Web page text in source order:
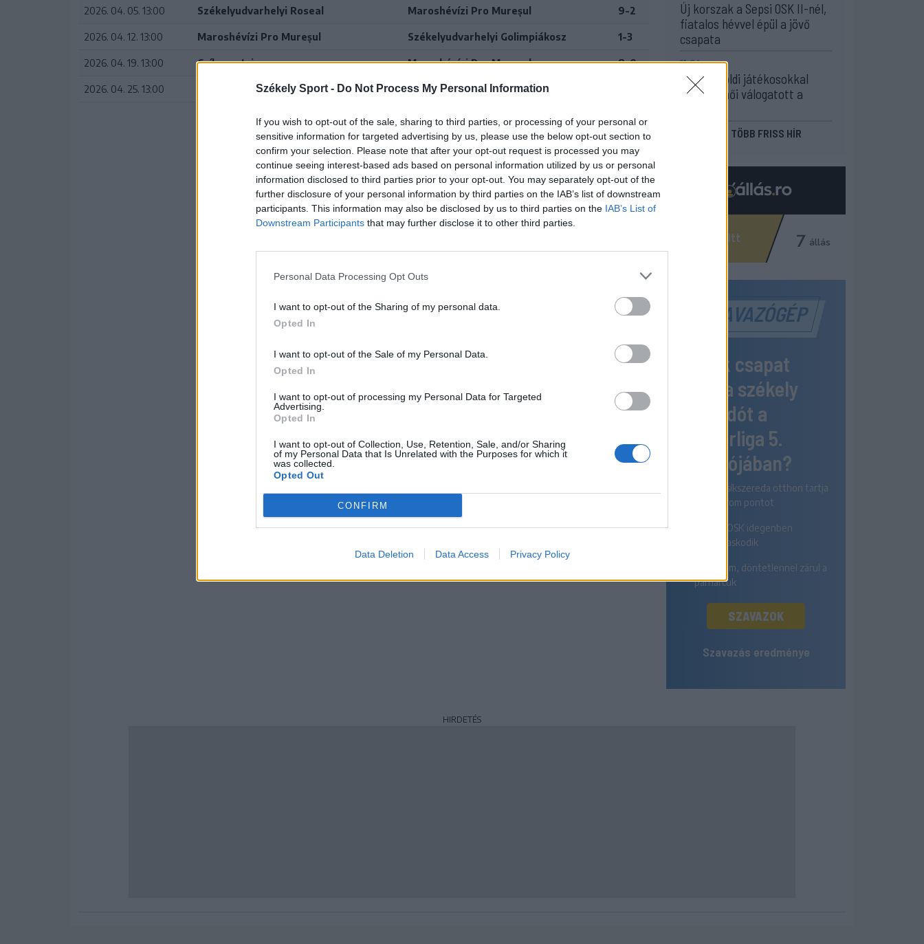
Székely Sport - Do Not Process My Personal Information
If you wish to opt-out of the sale, sharing to third parties, or processing of your personal or
sensitive information for targeted advertising by us, please use the below opt-out section to
confirm your selection. Please note that after your opt-out request is processed you may
continue seeing interest-based ads based on personal information utilized by us or personal
information disclosed to third parties prior to your opt-out. You may separately opt-out of the
further disclosure of your personal information by third parties on the IAB’s list of downstream
participants. This information may also be disclosed by us to third parties on the IAB’s List of
Downstream Participants that may further disclose it to other third parties.
Personal Data Processing Opt Outs
I want to opt-out of the Sharing of my personal data.
Opted In
I want to opt-out of the Sale of my Personal Data.
Opted In
I want to opt-out of processing my Personal Data for Targeted
Advertising.
Opted In
I want to opt-out of Collection, Use, Retention, Sale, and/or Sharing
of my Personal Data that Is Unrelated with the Purposes for which it
was collected.
Opted Out
CONFIRM
Data Deletion Data Access Privacy Policy
2026. 04. 05. 13:00 Székelyudvarhelyi Roseal Maroshévízi Pro Mureșul 9-2
2026. 04. 12. 13:00 Maroshévízi Pro Mureșul Székelyudvarhelyi Golimpiákosz 1-3
2026. 04. 19. 13:00 Csíkszentsimon Maroshévízi Pro Mureșul 8-0
2026. 04. 25. 13:00 Maroshévízi Pro Mureșul Agyagfalvi Lendület
Új korszak a Sepsi OSK II-nél,
fiatalos hévvel épül a jövő
csapata
11:24
Székelyföldi játékosokkal
készül a női válogatott a
MÉG TÖBB FRISS HÍR
SZAVAZÓGÉP
Melyik csapat
nyeri a székely
rangadót a
Szuperliga 5.
fordulójában?
Az FK Csíkszereda otthon tartja
mindhárom pontot
A Sepsi OSK idegenben
diadalmaskodik
Egyik sem, döntetlennel zárul a
párharcuk
SZAVAZOK
Szavazás eredménye
HIRDETÉS